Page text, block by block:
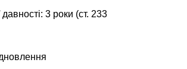
3 роки (ст. 233